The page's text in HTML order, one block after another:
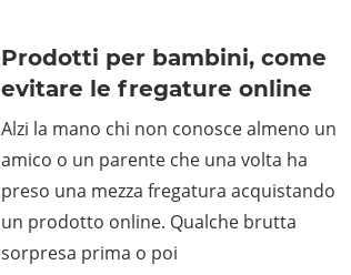
Prodotti per bambini, come
evitare le fregature online
Alzi la mano chi non conosce almeno un
amico o un parente che una volta ha
preso una mezza fregatura acquistando
un prodotto online. Qualche brutta
sorpresa prima o poi